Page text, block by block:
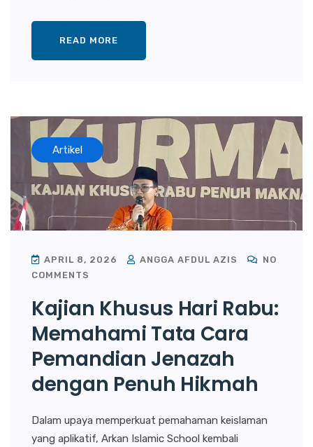
READ MORE
Artikel
APRIL 8, 2026 ANGGA AFDUL AZIS
NO
COMMENTS
Kajian Khusus Hari Rabu:
Memahami Tata Cara
Pemandian Jenazah
dengan Penuh Hikmah
Dalam upaya memperkuat pemahaman keislaman
yang aplikatif, Arkan Islamic School kembali